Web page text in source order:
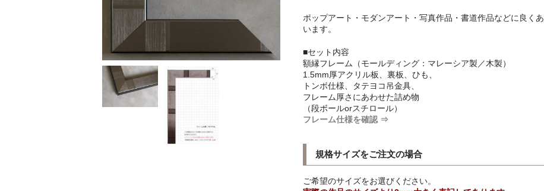
ポップアート・モダンアート・写真作品・書道作品などに良くあ
います。
■セット内容
額縁フレーム（モールディング：マレーシア製／木製）
1.5mm厚アクリル板、裏板、ひも、
トンボ仕様、タテヨコ吊金具、
フレーム厚さにあわせた詰め物
（段ボールorスチロール）
フレーム仕様を確認 ⇒
規格サイズをご注文の場合
ご希望のサイズをお選びください。